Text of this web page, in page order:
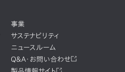
事業
サステナビリティ
ニュースルーム
Q&A・お問い合わせ